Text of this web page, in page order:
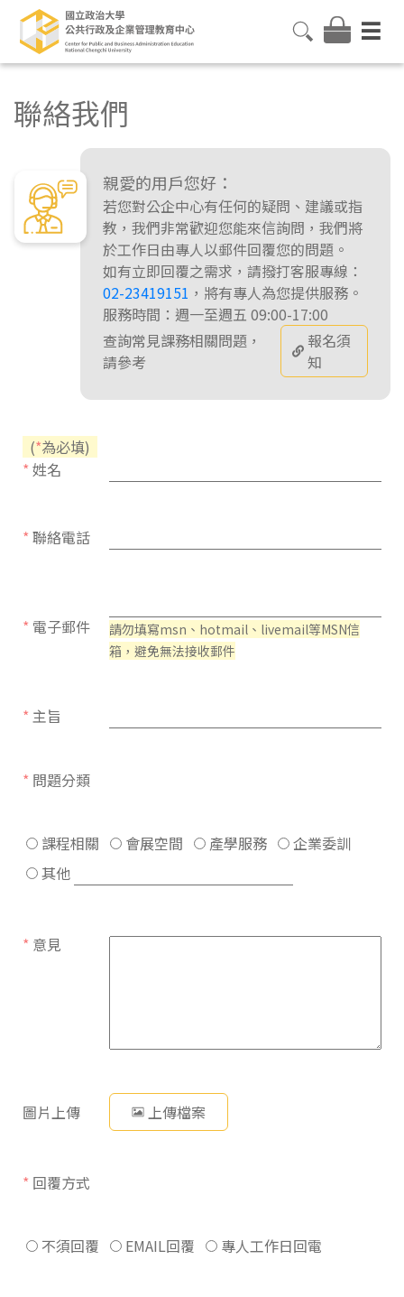
聯絡我們
親愛的用戶您好：
若您對公企中心有任何的疑問、建議或指
教，我們非常歡迎您能來信詢問，我們將
於工作日由專人以郵件回覆您的問題。
如有立即回覆之需求，請撥打客服專線：
02-23419151 ，將有專人為您提供服務。
服務時間：週一至週五 09:00-17:00
查詢常見課務相關問題，
請參考
報名須
知
(*為必填)
* 姓名
* 聯絡電話
* 電子郵件
請勿填寫msn、hotmail、livemail等MSN信
箱，避免無法接收郵件
* 主旨
* 問題分類
課程相關 會展空間 產學服務
企業委訓
其他
* 意見
圖片上傳 上傳檔案
* 回覆方式
不須回覆 EMAIL回覆 專人工作日回電